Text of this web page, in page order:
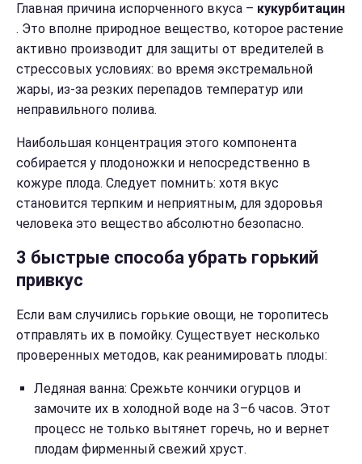
Главная причина испорченного вкуса – кукурбитацин
. Это вполне природное вещество, которое растение
активно производит для защиты от вредителей в
стрессовых условиях: во время экстремальной
жары, из-за резких перепадов температур или
неправильного полива.
Наибольшая концентрация этого компонента
собирается у плодоножки и непосредственно в
кожуре плода. Следует помнить: хотя вкус
становится терпким и неприятным, для здоровья
человека это вещество абсолютно безопасно.
3 быстрые способа убрать горький
привкус
Если вам случились горькие овощи, не торопитесь
отправлять их в помойку. Существует несколько
проверенных методов, как реанимировать плоды:
Ледяная ванна: Срежьте кончики огурцов и
замочите их в холодной воде на 3–6 часов. Этот
процесс не только вытянет горечь, но и вернет
плодам фирменный свежий хруст.